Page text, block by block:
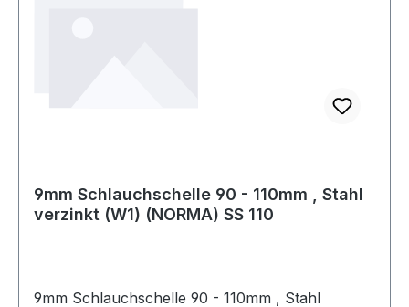
9mm Schlauchschelle 90 - 110mm , Stahl
verzinkt (W1) (NORMA) SS 110
9mm Schlauchschelle 90 - 110mm , Stahl